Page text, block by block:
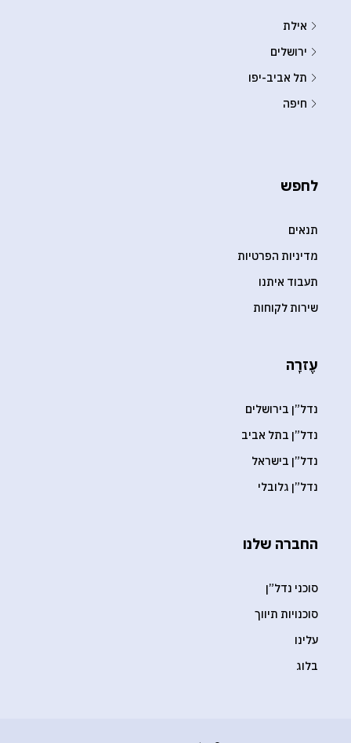
אילת
ירושלים
תל אביב-יפו
חיפה
לחפש
תנאים
מדיניות הפרטיות
תעבוד איתנו
שירות לקוחות
עֶזרָה
נדל”ן בירושלים
נדל”ן בתל אביב
נדל”ן בישראל
נדל”ן גלובלי
החברה שלנו
סוכני נדל”ן
סוכנויות תיווך
עלינו
בלוג